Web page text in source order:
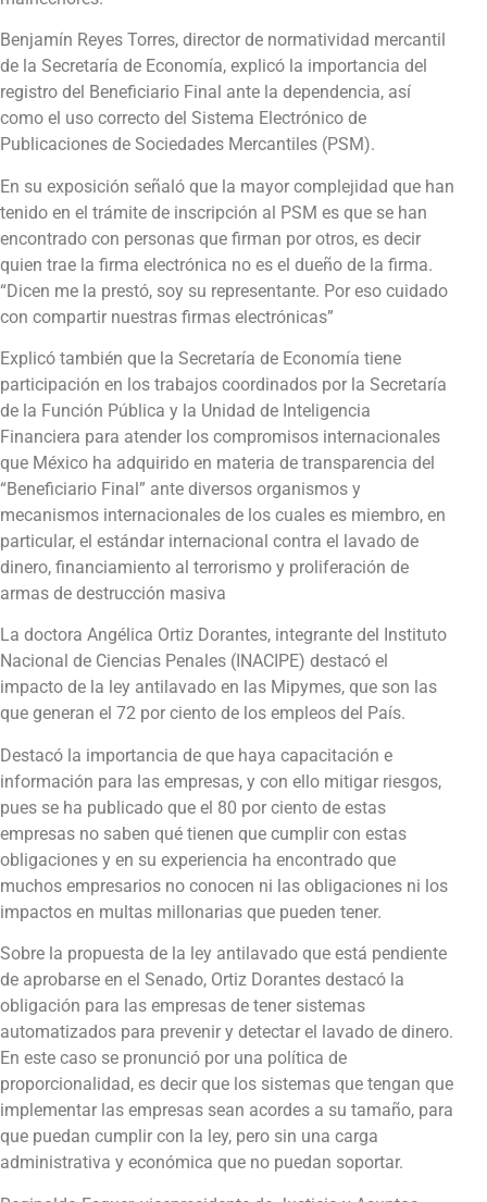
Benjamín Reyes Torres, director de normatividad mercantil
de la Secretaría de Economía, explicó la importancia del
registro del Beneficiario Final ante la dependencia, así
como el uso correcto del Sistema Electrónico de
Publicaciones de Sociedades Mercantiles (PSM).
En su exposición señaló que la mayor complejidad que han
tenido en el trámite de inscripción al PSM es que se han
encontrado con personas que firman por otros, es decir
quien trae la firma electrónica no es el dueño de la firma.
“Dicen me la prestó, soy su representante. Por eso cuidado
con compartir nuestras firmas electrónicas”
Explicó también que la Secretaría de Economía tiene
participación en los trabajos coordinados por la Secretaría
de la Función Pública y la Unidad de Inteligencia
Financiera para atender los compromisos internacionales
que México ha adquirido en materia de transparencia del
“Beneficiario Final” ante diversos organismos y
mecanismos internacionales de los cuales es miembro, en
particular, el estándar internacional contra el lavado de
dinero, financiamiento al terrorismo y proliferación de
armas de destrucción masiva
La doctora Angélica Ortiz Dorantes, integrante del Instituto
Nacional de Ciencias Penales (INACIPE) destacó el
impacto de la ley antilavado en las Mipymes, que son las
que generan el 72 por ciento de los empleos del País.
Destacó la importancia de que haya capacitación e
información para las empresas, y con ello mitigar riesgos,
pues se ha publicado que el 80 por ciento de estas
empresas no saben qué tienen que cumplir con estas
obligaciones y en su experiencia ha encontrado que
muchos empresarios no conocen ni las obligaciones ni los
impactos en multas millonarias que pueden tener.
Sobre la propuesta de la ley antilavado que está pendiente
de aprobarse en el Senado, Ortiz Dorantes destacó la
obligación para las empresas de tener sistemas
automatizados para prevenir y detectar el lavado de dinero.
En este caso se pronunció por una política de
proporcionalidad, es decir que los sistemas que tengan que
implementar las empresas sean acordes a su tamaño, para
que puedan cumplir con la ley, pero sin una carga
administrativa y económica que no puedan soportar.